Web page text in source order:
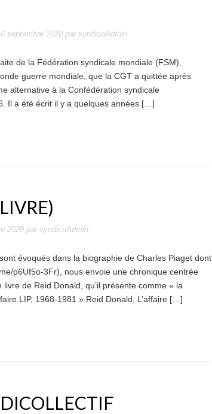
septembre 2020 par syndicoAdmin.
de la Fédération syndicale mondiale (FSM),
guerre mondiale, que la CGT a quittée après
alternative à la Confédération syndicale
Il a été écrit il y a quelques années […]
2020 par syndicoAdmin.
évoqués dans la biographie de Charles Piaget dont
p6Uf5o-3Fr), nous envoie une chronique centrée
de Reid Donald, qu’il présente comme « la
LIP, 1968-1981 » Reid Donald, L’affaire […]